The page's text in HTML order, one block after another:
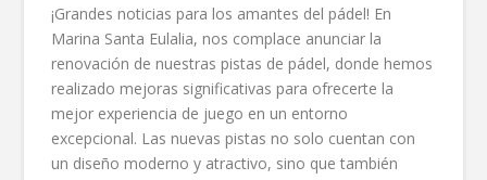
¡Grandes noticias para los amantes del pádel! En
Marina Santa Eulalia, nos complace anunciar la
renovación de nuestras pistas de pádel, donde hemos
realizado mejoras significativas para ofrecerte la
mejor experiencia de juego en un entorno
excepcional. Las nuevas pistas no solo cuentan con
un diseño moderno y atractivo, sino que también